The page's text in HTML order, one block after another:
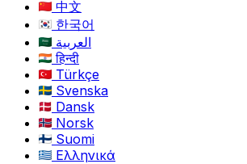
中文
한국어
العربية
हिन्दी
Türkçe
Svenska
Dansk
Norsk
Suomi
Ελληνικά